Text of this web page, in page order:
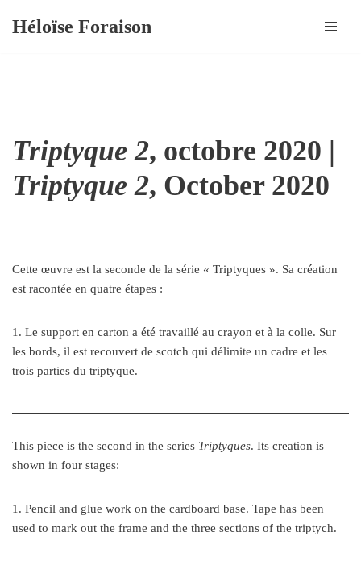
Héloïse Foraison
Triptyque 2, octobre 2020 |
Triptyque 2, October 2020
Cette œuvre est la seconde de la série « Triptyques ». Sa création
est racontée en quatre étapes :
1. Le support en carton a été travaillé au crayon et à la colle. Sur
les bords, il est recouvert de scotch qui délimite un cadre et les
trois parties du triptyque.
This piece is the second in the series Triptyques. Its creation is
shown in four stages:
1. Pencil and glue work on the cardboard base. Tape has been
used to mark out the frame and the three sections of the triptych.